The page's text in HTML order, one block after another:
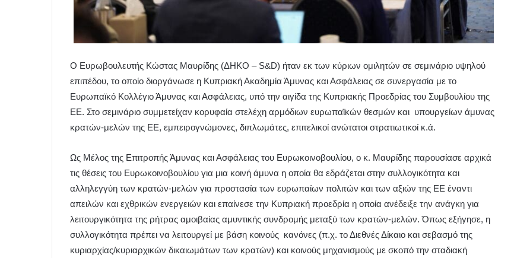
Ο Ευρωβουλευτής Κώστας Μαυρίδης (ΔΗΚΟ – S&D) ήταν εκ των κύριων ομιλητών σε σεμινάριο υψηλού
επιπέδου, το οποίο διοργάνωσε η Κυπριακή Ακαδημία Άμυνας και Ασφάλειας σε συνεργασία με το
Ευρωπαϊκό Κολλέγιο Άμυνας και Ασφάλειας, υπό την αιγίδα της Κυπριακής Προεδρίας του Συμβουλίου της
ΕΕ. Στο σεμινάριο συμμετείχαν κορυφαία στελέχη αρμόδιων ευρωπαϊκών θεσμών και υπουργείων άμυνας
κρατών-μελών της ΕΕ, εμπειρογνώμονες, διπλωμάτες, επιτελικοί ανώτατοι στρατιωτικοί κ.ά.
Ως Μέλος της Επιτροπής Άμυνας και Ασφάλειας του Ευρωκοινοβουλίου, ο κ. Μαυρίδης παρουσίασε αρχικά
τις θέσεις του Ευρωκοινοβουλίου για μια κοινή άμυνα η οποία θα εδράζεται στην συλλογικότητα και
αλληλεγγύη των κρατών-μελών για προστασία των ευρωπαίων πολιτών και των αξιών της ΕΕ έναντι
απειλών και εχθρικών ενεργειών και επαίνεσε την Κυπριακή προεδρία η οποία ανέδειξε την ανάγκη για
λειτουργικότητα της ρήτρας αμοιβαίας αμυντικής συνδρομής μεταξύ των κρατών-μελών. Όπως εξήγησε, η
συλλογικότητα πρέπει να λειτουργεί με βάση κοινούς κανόνες (π.χ. το Διεθνές Δίκαιο και σεβασμό της
κυριαρχίας/κυριαρχικών δικαιωμάτων των κρατών) και κοινούς μηχανισμούς με σκοπό την σταδιακή